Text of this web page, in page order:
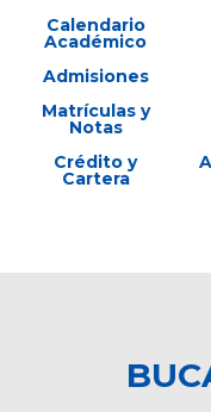
Calendario
Académico
Admisiones
Matrículas y
Notas
Crédito y
Cartera